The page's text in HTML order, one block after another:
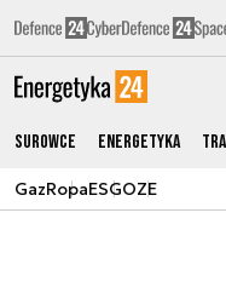
Surowce Energetyka
GazRopaESGOZE